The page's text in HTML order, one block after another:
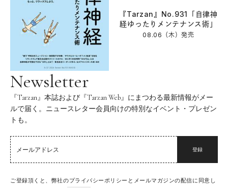
『Tarzan』No.931「自律神
経ゆったりメンテナンス術」
08.06（木）発売
Newsletter
『Tarzan』本誌および『Tarzan Web』にまつわる最新情報がメー
ルで届く。ニュースレター会員向けの特別なイベント・プレゼン
トも。
登録
ご登録頂くと、弊社のプライバシーポリシーとメールマガジンの配信に同意し